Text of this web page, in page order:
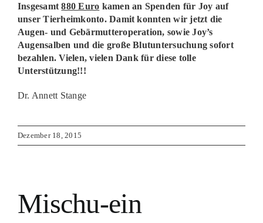
Insgesamt880 Euro kamen an Spenden für Joy auf
unser Tierheimkonto. Damit konnten wir jetzt die
Augen- und Gebärmutteroperation, sowie Joy’s
Augensalben und die große Blutuntersuchung sofort
bezahlen. Vielen, vielen Dank für diese tolle
Unterstützung!!!
Dr. Annett Stange
Dezember 18, 2015
Mischu-ein